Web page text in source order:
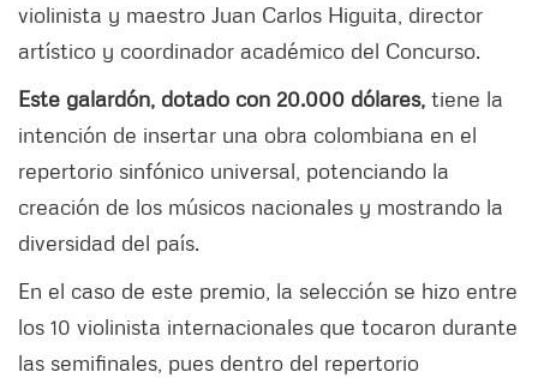
violinista y maestro Juan Carlos Higuita, director
artístico y coordinador académico del Concurso.
Este galardón, dotado con 20.000 dólares, tiene la
intención de insertar una obra colombiana en el
repertorio sinfónico universal, potenciando la
creación de los músicos nacionales y mostrando la
diversidad del país.
En el caso de este premio, la selección se hizo entre
los 10 violinista internacionales que tocaron durante
las semifinales, pues dentro del repertorio